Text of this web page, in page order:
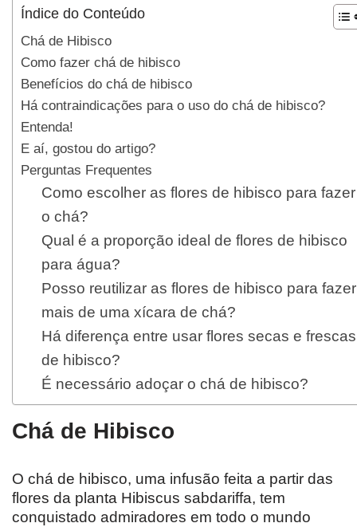
Índice do Conteúdo
Chá de Hibisco
Como fazer chá de hibisco
Benefícios do chá de hibisco
Há contraindicações para o uso do chá de hibisco?
Entenda!
E aí, gostou do artigo?
Perguntas Frequentes
Como escolher as flores de hibisco para fazer
o chá?
Qual é a proporção ideal de flores de hibisco
para água?
Posso reutilizar as flores de hibisco para fazer
mais de uma xícara de chá?
Há diferença entre usar flores secas e frescas
de hibisco?
É necessário adoçar o chá de hibisco?
Chá de Hibisco
O chá de hibisco, uma infusão feita a partir das
flores da planta Hibiscus sabdariffa, tem
conquistado admiradores em todo o mundo